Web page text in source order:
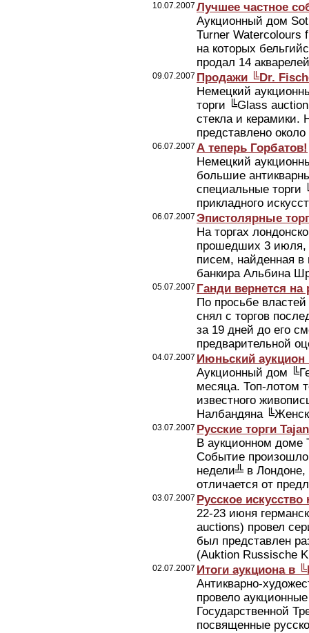
10.07.2007 Лучшее частное
Аукционный дом
Turner Watercolours
на которых
продал 14
09.07.2007 Продажи ╚Dr.
Немецкий
торги ╚Glass
стекла и керамики.
представлено
06.07.2007 А теперь Горбатов!
Немецкий
большие
специальные торги
прикладного
06.07.2007 Эпистолярные
На торгах
прошедших 3 июля,
писем, найденная в
банкира Альбина
05.07.2007 Ганди вернется на
По просьбе
снял с торгов
за 19 дней до его
предварительной
04.07.2007 Июньский
Аукционный дом
месяца. Топ-лотом
известного
Налбандяна
03.07.2007 Русские торги
В аукционном доме
Событие произошло
недели╩ в Лондоне,
отличается от
03.07.2007 Русское
22-23 июня
auctions) провел
был представлен
(Auktion Russische
02.07.2007 Итоги аукциона в
Антикварно-
провело
Государственной
посвященные